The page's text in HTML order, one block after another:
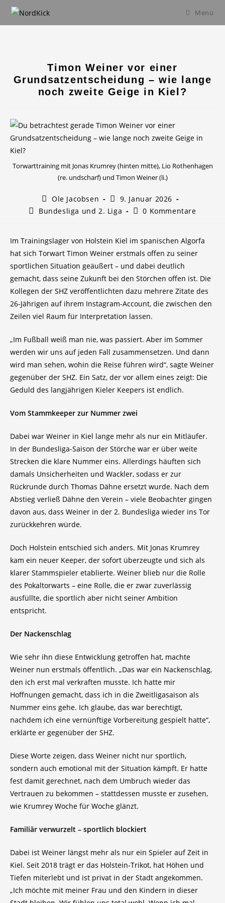
Zum
Menü
Timon Weiner vor einer
Grundsatzentscheidung – wie lange
noch zweite Geige in Kiel?
Torwarttraining mit Jonas Krumrey (hinten mitte), Lio Rothenhagen
(re. undscharf) und Timon Weiner (li.)
Beitrags-
Autor:
Ole Jacobsen
Beitrag
veröffentlicht:
9. Januar 2026
Beitrags-
Bundesliga und 2. Liga
Beitrags-
0 Kommentare
Im Trainingslager von Holstein Kiel im spanischen Algorfa
hat sich Torwart Timon Weiner erstmals offen zu seiner
sportlichen Situation geäußert – und dabei deutlich
gemacht, dass seine Zukunft bei den Störchen offen ist. Die
Kollegen der SHZ veröffentlichten dazu mehrere Zitate des
26-Jährigen auf ihrem Instagram-Account, die zwischen den
Zeilen viel Raum für Interpretation lassen.
„Im Fußball weiß man nie, was passiert. Aber im Sommer
werden wir uns auf jeden Fall zusammensetzen. Und dann
wird man sehen, wohin die Reise führen wird“, sagte Weiner
gegenüber der SHZ. Ein Satz, der vor allem eines zeigt: Die
Geduld des langjährigen Kieler Keepers ist endlich.
Vom Stammkeeper zur Nummer zwei
Dabei war Weiner in Kiel lange mehr als nur ein Mitläufer.
In der Bundesliga-Saison der Störche war er über weite
Strecken die klare Nummer eins. Allerdings häuften sich
damals Unsicherheiten und Wackler, sodass er zur
Rückrunde durch Thomas Dähne ersetzt wurde. Nach dem
Abstieg verließ Dähne den Verein – viele Beobachter gingen
davon aus, dass Weiner in der 2. Bundesliga wieder ins Tor
zurückkehren würde.
Doch Holstein entschied sich anders. Mit Jonas Krumrey
kam ein neuer Keeper, der sofort überzeugte und sich als
klarer Stammspieler etablierte. Weiner blieb nur die Rolle
des Pokaltorwarts – eine Rolle, die er zwar zuverlässig
ausfüllte, die sportlich aber nicht seiner Ambition
entspricht.
Der Nackenschlag
Wie sehr ihn diese Entwicklung getroffen hat, machte
Weiner nun erstmals öffentlich. „Das war ein Nackenschlag,
den ich erst mal verkraften musste. Ich hatte mir
Hoffnungen gemacht, dass ich in die Zweitligasaison als
Nummer eins gehe. Ich glaube, das war berechtigt,
nachdem ich eine vernünftige Vorbereitung gespielt hatte“,
erklärte er gegenüber der SHZ.
Diese Worte zeigen, dass Weiner nicht nur sportlich,
sondern auch emotional mit der Situation kämpft. Er hatte
fest damit gerechnet, nach dem Umbruch wieder das
Vertrauen zu bekommen – stattdessen musste er zusehen,
wie Krumrey Woche für Woche glänzt.
Familiär verwurzelt – sportlich blockiert
Dabei ist Weiner längst mehr als nur ein Spieler auf Zeit in
Kiel. Seit 2018 trägt er das Holstein-Trikot, hat Höhen und
Tiefen miterlebt und ist privat in der Stadt angekommen.
„Ich möchte mit meiner Frau und den Kindern in dieser